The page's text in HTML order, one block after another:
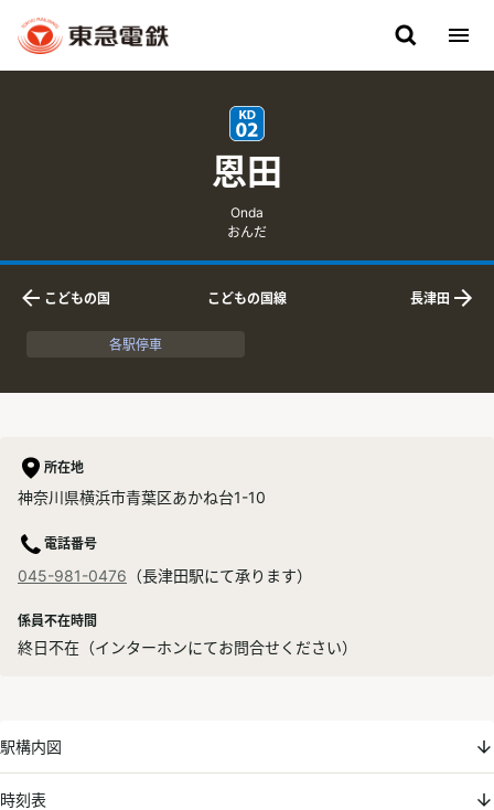
恩田
Onda
おんだ
こどもの国線
下りの隣接駅
こどもの国 上りの隣接駅
長津田
各駅停車
所在地
神奈川県横浜市青葉区あかね台1-10
電話番号
045-981-0476 （長津田駅にて承ります）
係員不在時間
終日不在（インターホンにてお問合せください）
駅構内図
時刻表